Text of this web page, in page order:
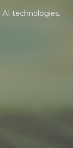
technologies.